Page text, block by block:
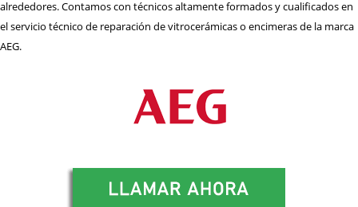
REPARACIÓNFRIGORÍFICOS
REPARACIÓN HORNOS
LAVAVAJILLAS
SECADORAS
alrededores. Contamos con técnicos altamente formados y cualificados en
el servicio técnico de reparación de vitrocerámicas o encimeras de la marca
AEG.